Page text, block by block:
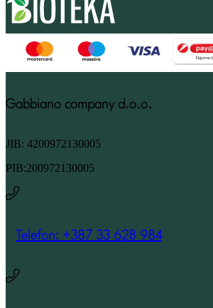
Gabbiano company d.o.o.
JIB: 4200972130005
PIB:200972130005
Telefon: +387 33 628 984